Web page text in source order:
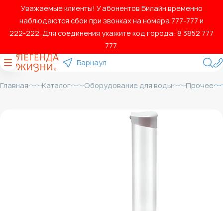
Уважаемые клиенты! У абонентов Билайн временно
наблюдаются сбои при звонках на номера 777‑777 и
222‑222. Для соединения укажите код города: 8 3852 777
777.
Барнаул
Главная Каталог Оборудование для воды Прочее